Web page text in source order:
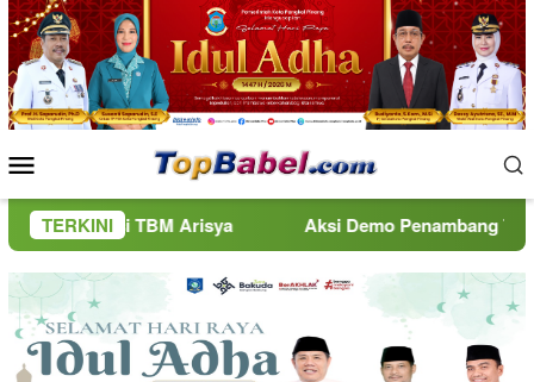
Loncat
ke
konten
Mobile
TERKINI
Arisya Aksi Demo Penambang Timah di Belitung